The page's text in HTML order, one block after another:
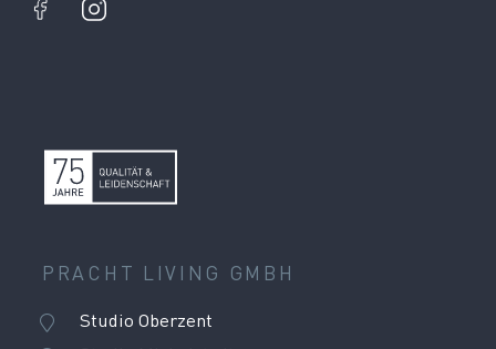
PRACHT LIVING GMBH
Studio Oberzent